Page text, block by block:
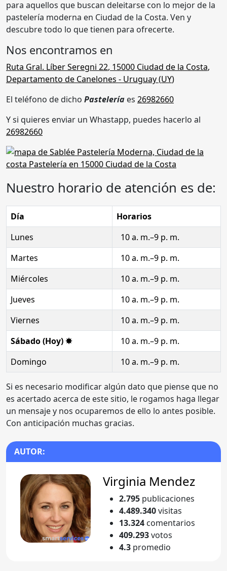
para aquellos que buscan deleitarse con lo mejor de la
pastelería moderna en Ciudad de la Costa. Ven y
descubre todo lo que tienen para ofrecerte.
Nos encontramos en
Ruta Gral. Líber Seregni 22, 15000 Ciudad de la Costa,
Departamento de Canelones - Uruguay (UY)
El teléfono de dicho Pastelería es 26982660
Y si quieres enviar un Whastapp, puedes hacerlo al
26982660
Nuestro horario de atención es de:
Día
Horarios
Lunes
10 a. m.–9 p. m.
Martes
10 a. m.–9 p. m.
Miércoles
10 a. m.–9 p. m.
Jueves
10 a. m.–9 p. m.
Viernes
10 a. m.–9 p. m.
Sábado (Hoy) ✸
10 a. m.–9 p. m.
Domingo
10 a. m.–9 p. m.
Si es necesario modificar algún dato que piense que no
es acertado acerca de este sitio, le rogamos haga llegar
un mensaje y nos ocuparemos de ello lo antes posible.
Con anticipación muchas gracias.
AUTOR:
Virginia Mendez
2.795 publicaciones
4.489.340visitas
13.324 comentarios
409.293votos
4.3 promedio